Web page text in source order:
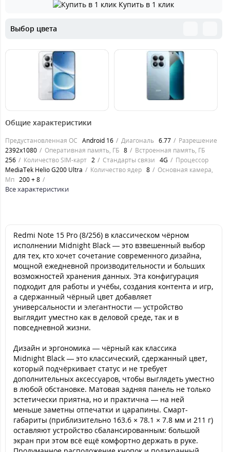
Купить в 1 клик
Выбор цвета
13849 грн.
Общие характеристики
Предустановленная ОС Android 16 Диагональ 6.77
Разрешение
2392x1080
Оперативная память, ГБ 8
Встроенная память, ГБ
256
Количество SIM-карт 2 Стандарты связи 4G
Процессор
MediaTek Helio G200 Ultra
Количество ядер 8
Основная камера,
Мп 200 + 8
Все характеристики
Redmi Note 15 Pro (8/256) в классическом чёрном
исполнении Midnight Black — это взвешенный выбор
для тех, кто хочет сочетание современного дизайна,
мощной ежедневной производительности и больших
возможностей хранения данных. Эта конфигурация
подходит для работы и учёбы, создания контента и игр,
а сдержанный чёрный цвет добавляет
универсальности и элегантности — устройство
выглядит уместно как в деловой среде, так и в
повседневной жизни.
Дизайн и эргономика — чёрный как классика
Midnight Black — это классический, сдержанный цвет,
который подчёркивает статус и не требует
дополнительных аксессуаров, чтобы выглядеть уместно
в любой обстановке. Матовая задняя панель не только
эстетически приятна, но и практична — на ней
меньше заметны отпечатки и царапины. Смарт-
габариты (приблизительно 163.6 × 78.1 × 7.8 мм и 211 г)
оставляют устройство сбалансированным: большой
экран при этом всё ещё комфортно держать в руке.